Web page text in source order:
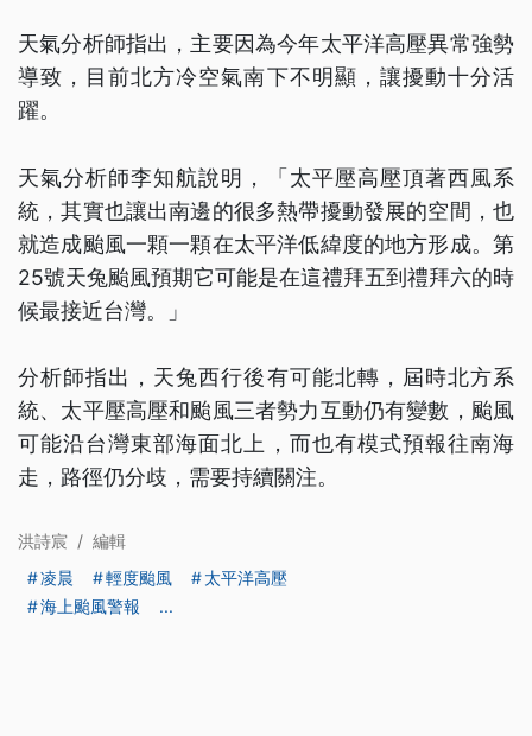
天氣分析師指出，主要因為今年太平洋高壓異常強勢
導致，目前北方冷空氣南下不明顯，讓擾動十分活
躍。
天氣分析師李知航說明，「太平壓高壓頂著西風系
統，其實也讓出南邊的很多熱帶擾動發展的空間，也
就造成颱風一顆一顆在太平洋低緯度的地方形成。第
25號天兔颱風預期它可能是在這禮拜五到禮拜六的時
候最接近台灣。」
分析師指出，天兔西行後有可能北轉，屆時北方系
統、太平壓高壓和颱風三者勢力互動仍有變數，颱風
可能沿台灣東部海面北上，而也有模式預報往南海
走，路徑仍分歧，需要持續關注。
洪詩宸 / 編輯
凌晨
輕度颱風
太平洋高壓
海上颱風警報
...